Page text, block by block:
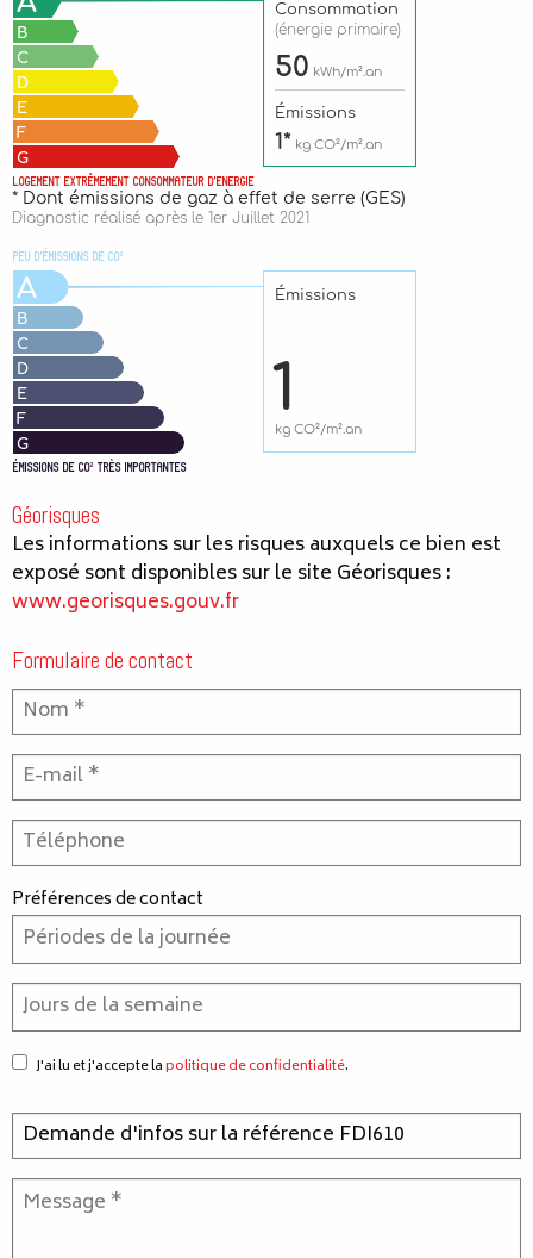
Géorisques
Les informations sur les risques auxquels ce bien est
exposé sont disponibles sur le site Géorisques :
www.georisques.gouv.fr
Formulaire de contact
Préférences de contact
J'ai lu et j'accepte lapolitique de confidentialité.